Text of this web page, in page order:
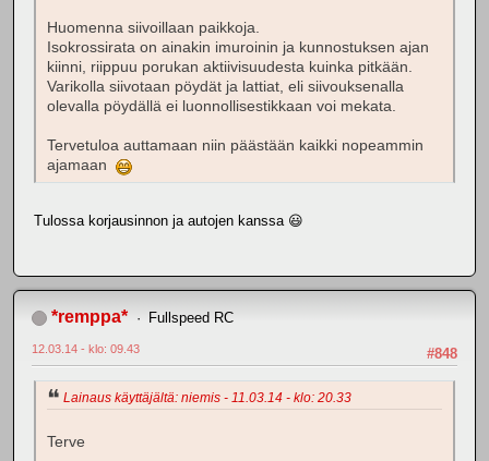
Huomenna siivoillaan paikkoja.
Isokrossirata on ainakin imuroinin ja kunnostuksen ajan
kiinni, riippuu porukan aktiivisuudesta kuinka pitkään.
Varikolla siivotaan pöydät ja lattiat, eli siivouksenalla
olevalla pöydällä ei luonnollisestikkaan voi mekata.
Tervetuloa auttamaan niin päästään kaikki nopeammin
ajamaan
Tulossa korjausinnon ja autojen kanssa 😃
*remppa* Fullspeed RC
#848
12.03.14 - klo: 09.43
Lainaus käyttäjältä: niemis - 11.03.14 - klo: 20.33
Terve